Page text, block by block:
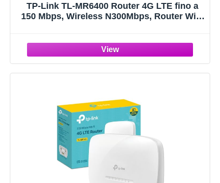
TP-Link TL-MR6400 Router 4G LTE fino a
150 Mbps, Wireless N300Mbps, Router WiFi
4G Sim, Parental Control, Rete Ospiti, QoS